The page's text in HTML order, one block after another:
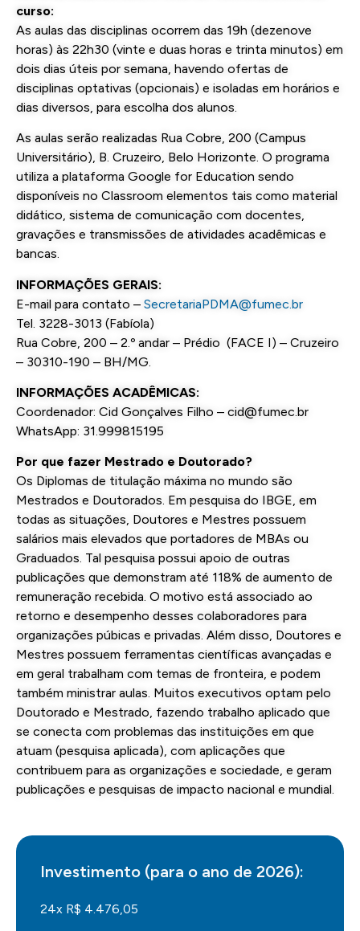
curso:
As aulas das disciplinas ocorrem das 19h (dezenove
horas) às 22h30 (vinte e duas horas e trinta minutos) em
dois dias úteis por semana, havendo ofertas de
disciplinas optativas (opcionais) e isoladas em horários e
dias diversos, para escolha dos alunos.
As aulas serão realizadas Rua Cobre, 200 (Campus
Universitário), B. Cruzeiro, Belo Horizonte. O programa
utiliza a plataforma Google for Education sendo
disponíveis no Classroom elementos tais como material
didático, sistema de comunicação com docentes,
gravações e transmissões de atividades acadêmicas e
bancas.
INFORMAÇÕES GERAIS:
E-mail para contato – SecretariaPDMA@fumec.br
Tel. 3228-3013 (Fabíola)
Rua Cobre, 200 – 2.º andar – Prédio (FACE I) – Cruzeiro
– 30310-190 – BH/MG.
INFORMAÇÕES ACADÊMICAS:
Coordenador: Cid Gonçalves Filho – cid@fumec.br
WhatsApp: 31.999815195
Por que fazer Mestrado e Doutorado?
Os Diplomas de titulação máxima no mundo são
Mestrados e Doutorados. Em pesquisa do IBGE, em
todas as situações, Doutores e Mestres possuem
salários mais elevados que portadores de MBAs ou
Graduados. Tal pesquisa possui apoio de outras
publicações que demonstram até 118% de aumento de
remuneração recebida. O motivo está associado ao
retorno e desempenho desses colaboradores para
organizações púbicas e privadas. Além disso, Doutores e
Mestres possuem ferramentas científicas avançadas e
em geral trabalham com temas de fronteira, e podem
também ministrar aulas. Muitos executivos optam pelo
Doutorado e Mestrado, fazendo trabalho aplicado que
se conecta com problemas das instituições em que
atuam (pesquisa aplicada), com aplicações que
contribuem para as organizações e sociedade, e geram
publicações e pesquisas de impacto nacional e mundial.
Investimento (para o ano de 2026):
24x R$ 4.476,05